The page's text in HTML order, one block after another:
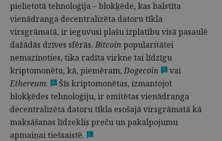
pielietotā tehnoloģija – blokķēde, kas balstīta
vienādranga decentralizēta datoru tīkla
virsgrāmatā, ir ieguvusi plašu izplatību visā pasaulē
dažādās dzīves sfērās.Bitcoin popularitātei
nemazinoties, tika radīta virkne tai līdzīgu
kriptomonētu, kā, piemēram,Dogecoin 3
vai
Ethereum. 4
Šīs kriptomonētas, izmantojot
blokķēdes tehnoloģiju, ir emitētas vienādranga
decentralizēta datoru tīkla esošajā virsgrāmatā kā
maksāšanas līdzeklis preču un pakalpojumu
apmaiņai tiešsaistē.
5